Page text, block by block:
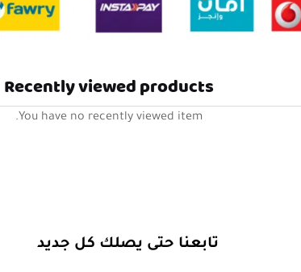
Recently viewed products
You have no recently viewed item.
تابعنا حتى يصلك كل جديد